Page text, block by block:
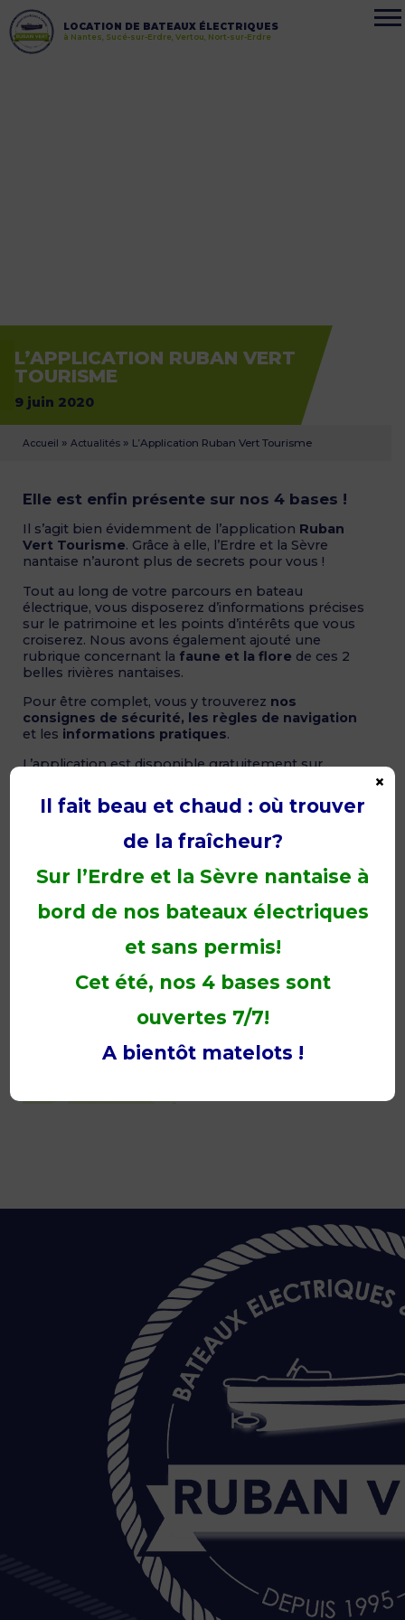
LOCATION DE BATEAUX ÉLECTRIQUES
à Nantes, Sucé-sur-Erdre, Vertou, Nort-sur-Erdre
L’APPLICATION RUBAN VERT
TOURISME
9 juin 2020
Accueil » Actualités » L’Application Ruban Vert Tourisme
Elle est enfin présente sur nos 4 bases !
Il s’agit bien évidemment de l’application Ruban
Vert Tourisme. Grâce à elle, l’Erdre et la Sèvre
nantaise n’auront plus de secrets pour vous !
Tout au long de votre parcours en bateau
électrique, vous disposerez d’informations précises
sur le patrimoine et les points d’intérêts que vous
croiserez. Nous avons également ajouté une
rubrique concernant la faune et la flore de ces 2
belles rivières nantaises.
Pour être complet, vous y trouverez nos
consignes de sécurité, les règles de navigation
et les informations pratiques.
L’application est disponible gratuitement sur
En savoir plus
Il fait beau et chaud : où trouver
de la fraîcheur?
Sur l’Erdre et la Sèvre nantaise à
bord de nos bateaux électriques
et sans permis!
Cet été, nos 4 bases sont
ouvertes 7/7!
A bientôt matelots !
×